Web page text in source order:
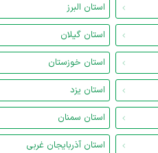
استان البرز
استان گیلان
استان خوزستان
استان یزد
استان سمنان
استان آذربایجان غربی